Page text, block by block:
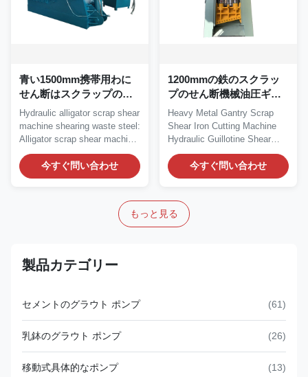
青い1500mm携帯用わに
せん断はスクラップの打
抜き機にアイロンをかけ
る
Hydraulic alligator scrap shear
machine shearing waste steel:
Alligator scrap shear machine,
is...
今すぐ問い合わせ
1200mmの鉄のスクラッ
プのせん断機械油圧ギロ
チンのせん断機械
Heavy Metal Gantry Scrap
Shear Iron Cutting Machine
Hydraulic Guillotine Shear
Gantry type...
今すぐ問い合わせ
もっと見る
製品カテゴリー
セメントのグラウト ポンプ (61)
乳鉢のグラウト ポンプ (26)
移動式具体的なポンプ (13)